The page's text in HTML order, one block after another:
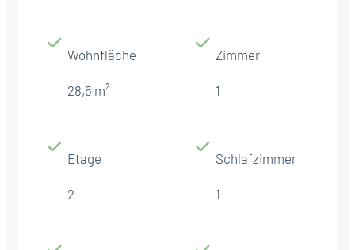
Wohnfläche
28,6 m²
Zimmer
1
Etage
2
Schlafzimmer
1